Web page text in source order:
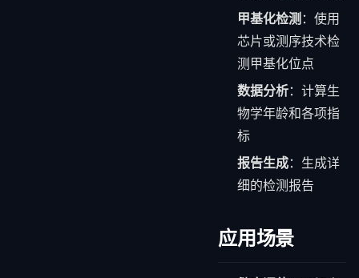
甲基化检测 ：使用
芯片或测序技术检
测甲基化位点
数据分析：计算生
物学年龄和各项指
标
报告生成：生成详
细的检测报告
应用场景